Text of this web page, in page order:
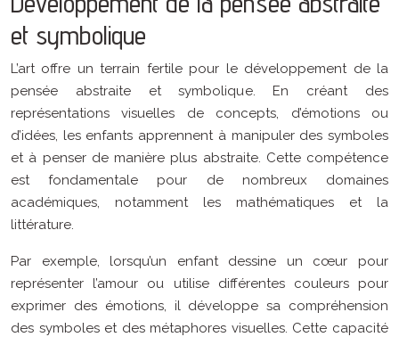
et symbolique
L’art offre un terrain fertile pour le développement de la
pensée abstraite et symbolique. En créant des
représentations visuelles de concepts, d’émotions ou
d’idées, les enfants apprennent à manipuler des symboles
et à penser de manière plus abstraite. Cette compétence
est fondamentale pour de nombreux domaines
académiques, notamment les mathématiques et la
littérature.
Par exemple, lorsqu’un enfant dessine un cœur pour
représenter l’amour ou utilise différentes couleurs pour
exprimer des émotions, il développe sa compréhension
des symboles et des métaphores visuelles. Cette capacité